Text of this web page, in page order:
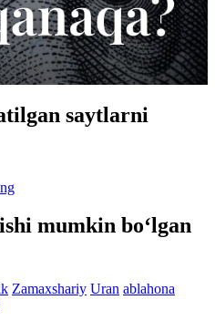
saytlarni
mumkin bo‘lgan
Zamaxshariy Uran ablahona